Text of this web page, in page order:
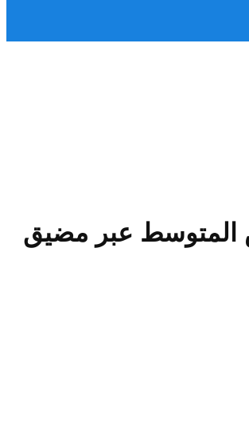
المتوسط ​​عبر مضيق